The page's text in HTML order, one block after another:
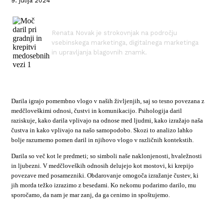
Renata Novak je strokovnjak na področju
vsebinskega marketinga, digitalnega marketinga
in upravljanja blagovnih znamk.
Darila igrajo pomembno vlogo v naših življenjih, saj so tesno povezana z
medčloveškimi odnosi, čustvi in komunikacijo. Psihologija daril
raziskuje, kako darila vplivajo na odnose med ljudmi, kako izražajo naša
čustva in kako vplivajo na našo samopodobo. Skozi to analizo lahko
bolje razumemo pomen daril in njihovo vlogo v različnih kontekstih.
Darila so več kot le predmeti; so simboli naše naklonjenosti, hvaležnosti
in ljubezni. V medčloveških odnosih delujejo kot mostovi, ki krepijo
povezave med posamezniki. Obdarovanje omogoča izražanje čustev, ki
jih morda težko izrazimo z besedami. Ko nekomu podarimo darilo, mu
sporočamo, da nam je mar zanj, da ga cenimo in spoštujemo.